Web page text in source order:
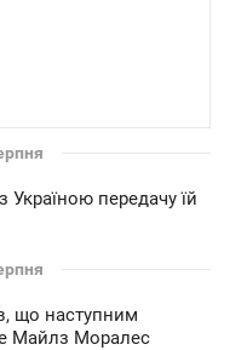
передачу їй
що наступним
Майлз Моралес